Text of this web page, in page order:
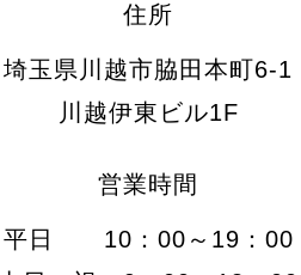
住所
埼玉県川越市脇田本町6-1
川越伊東ビル1F
営業時間
平日 10：00～19：00